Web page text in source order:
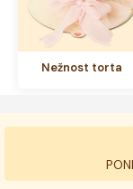
Nežnost torta